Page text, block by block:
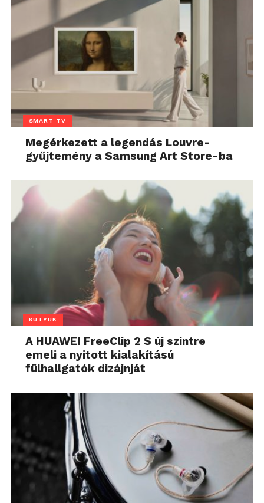
SMART-TV
Megérkezett a legendás Louvre-
gyűjtemény a Samsung Art Store-ba
KÜTYÜK
A HUAWEI FreeClip 2 S új szintre
emeli a nyitott kialakítású
fülhallgatók dizájnját